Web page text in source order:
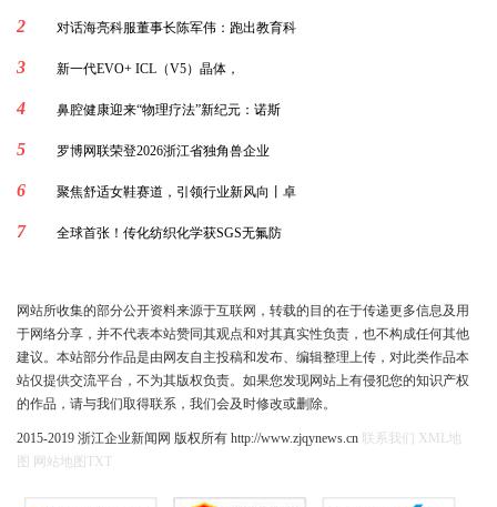
2 对话海亮科服董事长陈军伟：跑出教育科
3 新一代EVO+ ICL（V5）晶体，
4 鼻腔健康迎来“物理疗法”新纪元：诺斯
5 罗博网联荣登2026浙江省独角兽企业
6 聚焦舒适女鞋赛道，引领行业新风向丨卓
7 全球首张！传化纺织化学获SGS无氟防
网站所收集的部分公开资料来源于互联网，转载的目的在于传递更多信息及用
于网络分享，并不代表本站赞同其观点和对其真实性负责，也不构成任何其他
建议。本站部分作品是由网友自主投稿和发布、编辑整理上传，对此类作品本
站仅提供交流平台，不为其版权负责。如果您发现网站上有侵犯您的知识产权
的作品，请与我们取得联系，我们会及时修改或删除。
2015-2019 浙江企业新闻网 版权所有 http://www.zjqynews.cn 联系我们
XML地
图
网站地图 TXT